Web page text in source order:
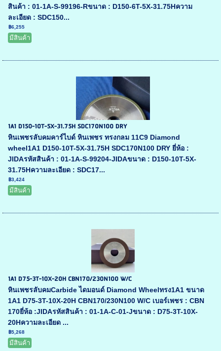
สินค้า : 01-1A-S-99196-Rขนาด : D150-6T-5X-31.75Hความ
ละเอียด : SDC150...
฿6,255
มีสินค้า
1A1 D150-10T-5X-31.75H SDC170N100 DRY
หินเพชรลับคมคาร์ไบด์ หินเพชร ทรงกลม 11C9 Diamond
wheel1A1 D150-10T-5X-31.75H SDC170N100 DRY ยี่ห้อ :
JIDAรหัสสินค้า : 01-1A-S-99204-JIDAขนาด : D150-10T-5X-
31.75Hความละเอียด : SDC17...
฿3,424
มีสินค้า
1A1 D75-3T-10X-20H CBN170/230N100 W/C
หินเพชรลับคมCarbide ไดมอนด์ Diamond Wheelทรง1A1 ขนาด
1A1 D75-3T-10X-20H CBN170/230N100 W/C เบอร์เพชร : CBN
170ยี่ห้อ :JIDAรหัสสินค้า : 01-1A-C-01-Jขนาด : D75-3T-10X-
20Hความละเอียด ...
฿5,268
มีสินค้า